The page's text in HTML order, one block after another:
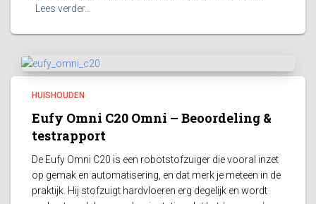
Lees verder…
HUISHOUDEN
Eufy Omni C20 Omni – Beoordeling &
testrapport
De Eufy Omni C20 is een robotstofzuiger die vooral inzet
op gemak en automatisering, en dat merk je meteen in de
praktijk. Hij stofzuigt hardvloeren erg degelijk en wordt